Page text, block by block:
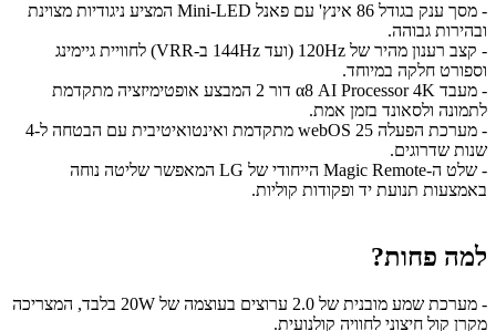
- מסך ענק בגודל 86 אינץ' עם פאנל Mini-LED המציע ניגודיות מצוינת
ובהירות גבוהה.
- קצב רענון מהיר של 120Hz (ועד 144Hz ב-VRR) לחוויית גיימינג
וספורט חלקה במיוחד.
- מעבד α8 AI Processor 4K דור 2 המבצע אופטימיזציה מתקדמת
לתמונה ולסאונד בזמן אמת.
- מערכת הפעלה webOS 25 מתקדמת ואינטואיטיבית עם הבטחה ל-4
שנות שדרוגים.
- שלט ה-Magic Remote הייחודי של LG המאפשר שליטה נוחה
באמצעות תנועת יד ופקודות קוליות.
למה פחות?
- מערכת שמע מובנית של 2.0 ערוצים בעוצמה של 20W בלבד, המצריכה
מקרן קול חיצוני לחוויה קולנועית.